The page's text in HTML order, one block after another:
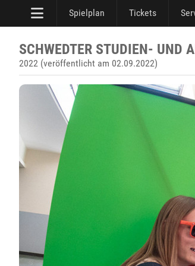
Spielplan Tickets
SCHWEDTER STUDIEN- UND
2022 (veröffentlicht am 02.09.2022)